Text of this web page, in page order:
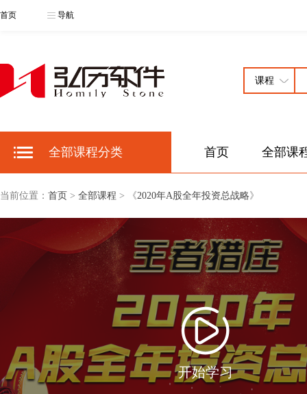
首页 导航
全部课程分类 首页 全部课
当前位置： 首页 > 全部课程 > 《2020年A股全年投资总战略》
开始学习